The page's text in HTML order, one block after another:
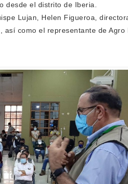
desde el distrito de Iberia.
Lujan, Helen Figueroa,
así como el representante de Agro